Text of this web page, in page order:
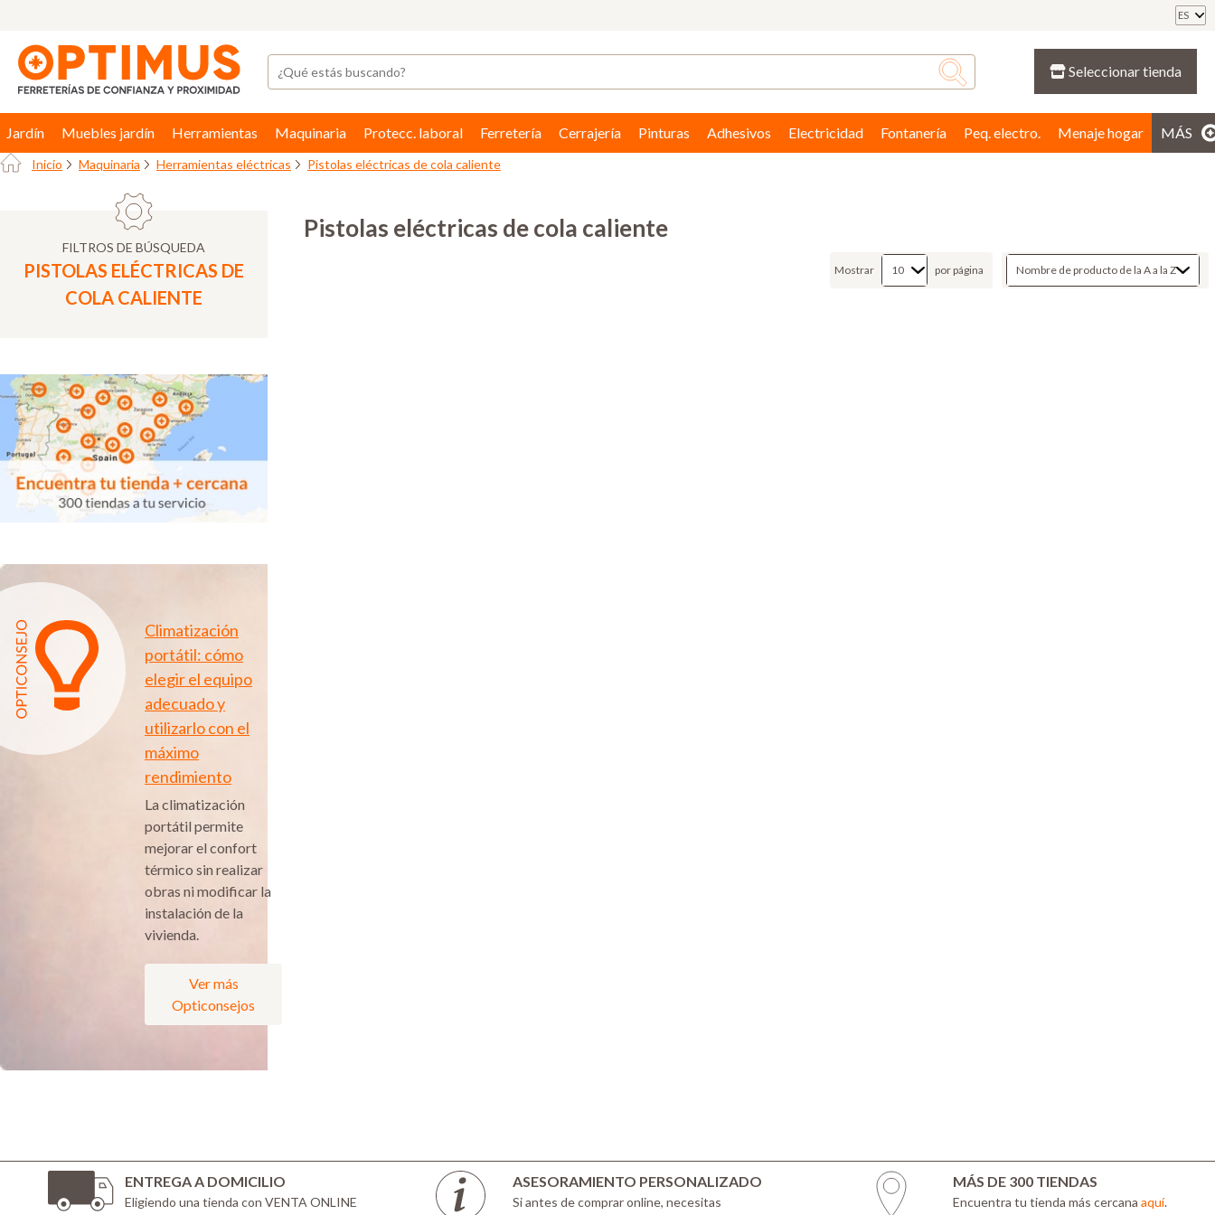
ES
Seleccionar tienda
Jardín Muebles jardín Herramientas Maquinaria Protecc. laboral Ferretería Cerrajería Pinturas Adhesivos Electricidad Fontanería Peq. electro. Menaje hogar MÁS
Inicio Maquinaria Herramientas eléctricas Pistolas eléctricas de cola caliente
FILTROS DE BÚSQUEDA
PISTOLAS ELÉCTRICAS DE
COLA CALIENTE
Climatización
portátil: cómo
elegir el equipo
adecuado y
utilizarlo con el
máximo
rendimiento
La climatización
portátil permite
mejorar el confort
térmico sin realizar
obras ni modificar la
instalación de la
vivienda.
Ver más
Opticonsejos
Pistolas eléctricas de cola caliente
Mostrar por página
ENTREGA A DOMICILIO
Eligiendo una tienda con VENTA ONLINE
ASESORAMIENTO PERSONALIZADO
Si antes de comprar online, necesitas
MÁS DE 300 TIENDAS
Encuentra tu tienda más cercana aquí.